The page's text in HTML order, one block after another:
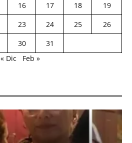
16 17 18
19
23 24 25
26
30
31
« Dic
Feb »